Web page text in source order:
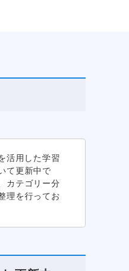
活用した学習
て更新中で
カテゴリー分
理を行ってお